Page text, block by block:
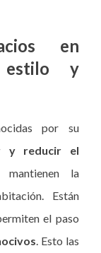
en
estilo y
por su
reducir el
la
Están
el paso
. Esto las